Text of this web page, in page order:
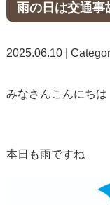
雨の日は交通事
2025.06.10 |
みなさんこんにちは
本日も雨ですね